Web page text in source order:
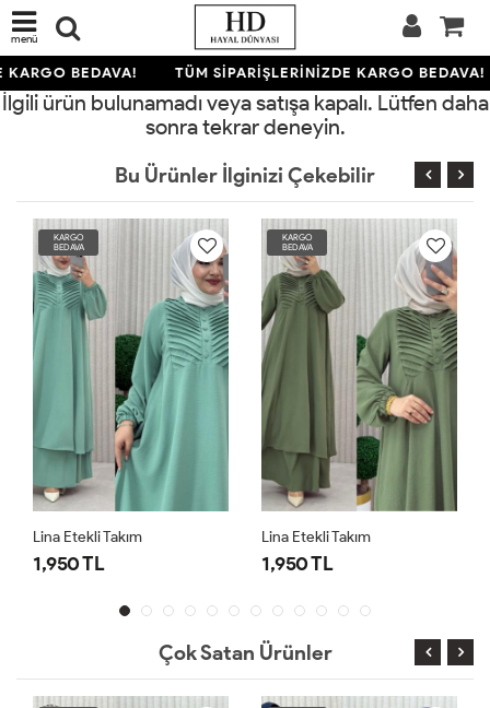
menü
KARGO BEDAVA! TÜM SİPARİŞLERİNİZDE KARGO BEDAVA!
İlgili ürün bulunamadı veya satışa kapalı. Lütfen daha
sonra tekrar deneyin.
Bu Ürünler İlginizi Çekebilir
KARGO
BEDAVA
Lina Etekli Takım
1,950 TL
KARGO
BEDAVA
Lina Etekli Takım
1,950 TL
Çok Satan Ürünler